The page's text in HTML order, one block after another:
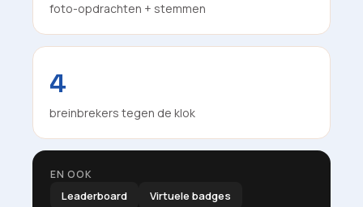
foto-opdrachten + stemmen
4
breinbrekers tegen de klok
EN OOK
Leaderboard Virtuele badges